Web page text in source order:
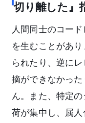
切り離した』
人間同士のコー
を生むことがあ
られたり、逆に
摘ができなかっ
ん。また、特定
荷が集中し、属